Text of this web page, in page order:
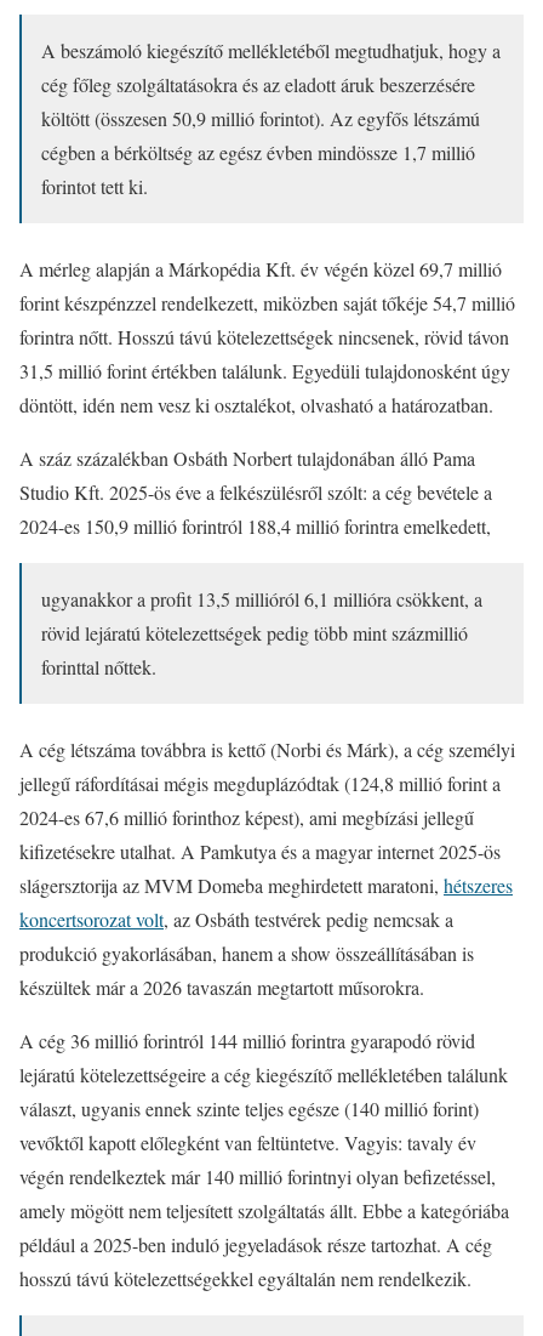
A beszámoló kiegészítő mellékletéből megtudhatjuk, hogy a
cég főleg szolgáltatásokra és az eladott áruk beszerzésére
költött (összesen 50,9 millió forintot). Az egyfős létszámú
cégben a bérköltség az egész évben mindössze 1,7 millió
forintot tett ki.
A mérleg alapján a Márkopédia Kft. év végén közel 69,7 millió
forint készpénzzel rendelkezett, miközben saját tőkéje 54,7 millió
forintra nőtt. Hosszú távú kötelezettségek nincsenek, rövid távon
31,5 millió forint értékben találunk. Egyedüli tulajdonosként úgy
döntött, idén nem vesz ki osztalékot, olvasható a határozatban.
A száz százalékban Osbáth Norbert tulajdonában álló Pama
Studio Kft. 2025-ös éve a felkészülésről szólt: a cég bevétele a
2024-es 150,9 millió forintról 188,4 millió forintra emelkedett,
ugyanakkor a profit 13,5 millióról 6,1 millióra csökkent, a
rövid lejáratú kötelezettségek pedig több mint százmillió
forinttal nőttek.
A cég létszáma továbbra is kettő (Norbi és Márk), a cég személyi
jellegű ráfordításai mégis megduplázódtak (124,8 millió forint a
2024-es 67,6 millió forinthoz képest), ami megbízási jellegű
kifizetésekre utalhat. A Pamkutya és a magyar internet 2025-ös
slágersztorija az MVM Domeba meghirdetett maratoni, hétszeres
koncertsorozat volt, az Osbáth testvérek pedig nemcsak a
produkció gyakorlásában, hanem a show összeállításában is
készültek már a 2026 tavaszán megtartott műsorokra.
A cég 36 millió forintról 144 millió forintra gyarapodó rövid
lejáratú kötelezettségeire a cég kiegészítő mellékletében találunk
választ, ugyanis ennek szinte teljes egésze (140 millió forint)
vevőktől kapott előlegként van feltüntetve. Vagyis: tavaly év
végén rendelkeztek már 140 millió forintnyi olyan befizetéssel,
amely mögött nem teljesített szolgáltatás állt. Ebbe a kategóriába
például a 2025-ben induló jegyeladások része tartozhat. A cég
hosszú távú kötelezettségekkel egyáltalán nem rendelkezik.